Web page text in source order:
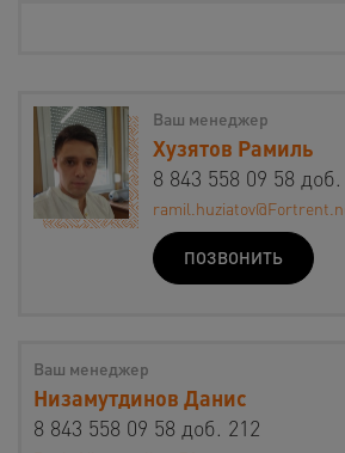
Ваш менеджер
Хузятов Рамиль
8 843 558 09 58
ПОЗВОНИТЬ
Ваш менеджер
Низамутдинов Данис
8 843 558 09 58 доб. 212